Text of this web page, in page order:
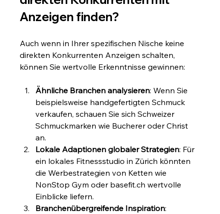
Anzeigen finden?
Auch wenn in Ihrer spezifischen Nische keine
direkten Konkurrenten Anzeigen schalten,
können Sie wertvolle Erkenntnisse gewinnen:
Ähnliche Branchen analysieren: Wenn Sie
beispielsweise handgefertigten Schmuck
verkaufen, schauen Sie sich Schweizer
Schmuckmarken wie Bucherer oder Christ
an.
Lokale Adaptionen globaler Strategien: Für
ein lokales Fitnessstudio in Zürich könnten
die Werbestrategien von Ketten wie
NonStop Gym oder basefit.ch wertvolle
Einblicke liefern.
Branchenübergreifende Inspiration: